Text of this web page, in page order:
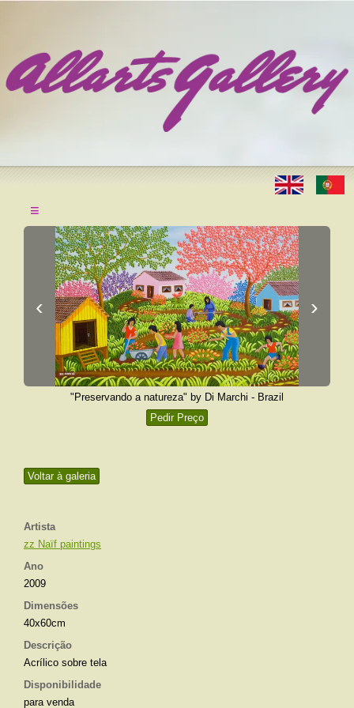
≡
Voltar à galeria
Artista
zz Naïf paintings
Ano
2009
Dimensões
40x60cm
Descrição
Acrílico sobre tela
Disponibilidade
para venda
‹ ›
"Preservando a natureza" by Di Marchi - Brazil
Pedir Preço